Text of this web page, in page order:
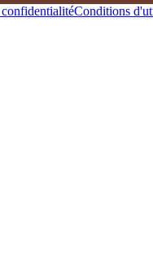
Conditions